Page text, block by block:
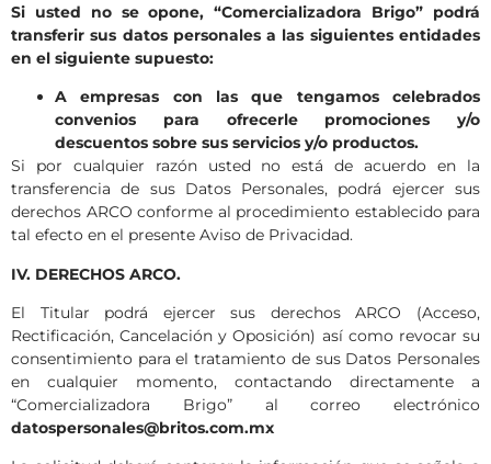
Si usted no se opone, “Comercializadora Brigo” podrá
transferir sus datos personales a las siguientes entidades
en el siguiente supuesto:
A empresas con las que tengamos celebrados
convenios para ofrecerle promociones y/o
descuentos sobre sus servicios y/o productos.
Si por cualquier razón usted no está de acuerdo en la
transferencia de sus Datos Personales, podrá ejercer sus
derechos ARCO conforme al procedimiento establecido para
tal efecto en el presente Aviso de Privacidad.
IV. DERECHOS ARCO.
El Titular podrá ejercer sus derechos ARCO (Acceso,
Rectificación, Cancelación y Oposición) así como revocar su
consentimiento para el tratamiento de sus Datos Personales
en cualquier momento, contactando directamente a
“Comercializadora Brigo” al correo electrónico
datospersonales@britos.com.mx